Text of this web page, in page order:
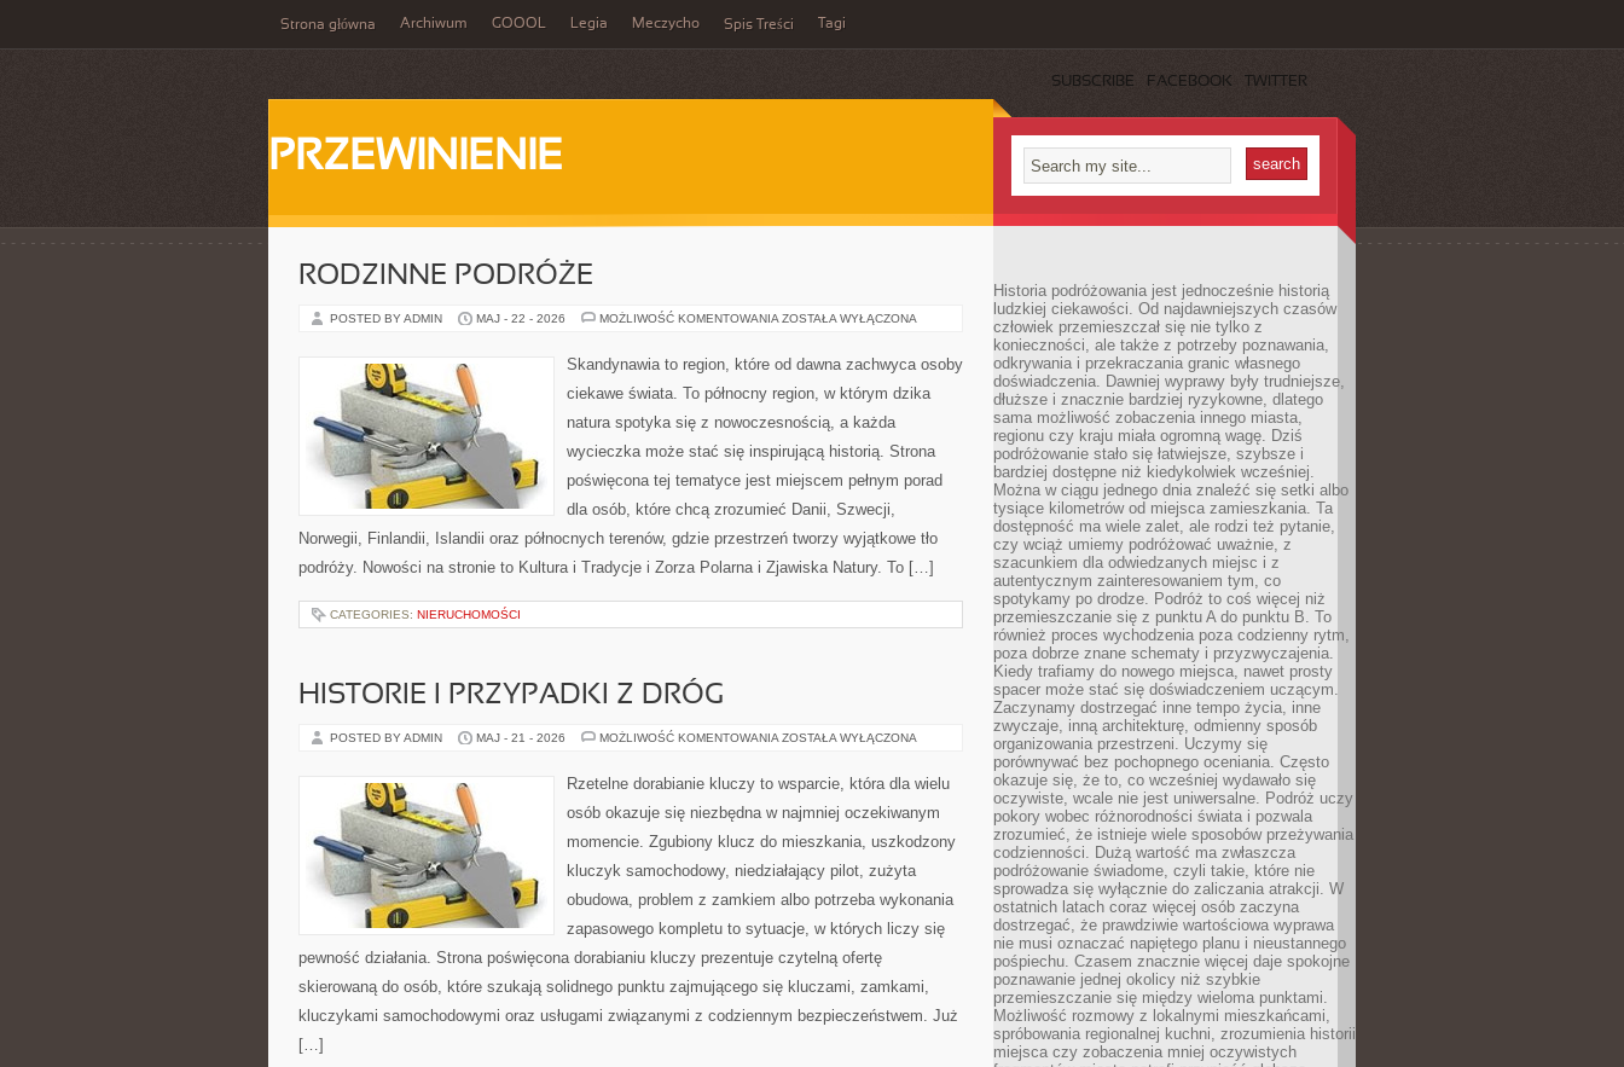
Strona główna Archiwum GOOOL Legia Meczycho Spis Treści Tagi
SUBSCRIBE FACEBOOK TWITTER
PRZEWINIENIE
RODZINNE PODRÓŻE
POSTED BY ADMIN MAJ - 22 - 2026 MOŻLIWOŚĆ KOMENTOWANIA RODZINNE
ZOSTAŁA WYŁĄCZONA
Skandynawia to region, które od dawna zachwyca osoby
ciekawe świata. To północny region, w którym dzika
natura spotyka się z nowoczesnością, a każda
wycieczka może stać się inspirującą historią. Strona
poświęcona tej tematyce jest miejscem pełnym porad
dla osób, które chcą zrozumieć Danii, Szwecji,
Norwegii, Finlandii, Islandii oraz północnych terenów, gdzie przestrzeń tworzy wyjątkowe tło
podróży. Nowości na stronie to Kultura i Tradycje i Zorza Polarna i Zjawiska Natury. To […]
CATEGORIES: NIERUCHOMOŚCI
HISTORIE I PRZYPADKI Z DRÓG
POSTED BY ADMIN MAJ - 21 - 2026 MOŻLIWOŚĆ KOMENTOWANIA HISTORIE
DRÓG
ZOSTAŁA WYŁĄCZONA
Rzetelne dorabianie kluczy to wsparcie, która dla wielu
osób okazuje się niezbędna w najmniej oczekiwanym
momencie. Zgubiony klucz do mieszkania, uszkodzony
kluczyk samochodowy, niedziałający pilot, zużyta
obudowa, problem z zamkiem albo potrzeba wykonania
zapasowego kompletu to sytuacje, w których liczy się
pewność działania. Strona poświęcona dorabianiu kluczy prezentuje czytelną ofertę
skierowaną do osób, które szukają solidnego punktu zajmującego się kluczami, zamkami,
kluczykami samochodowymi oraz usługami związanymi z codziennym bezpieczeństwem. Już
[…]
Historia podróżowania jest jednocześnie historią
ludzkiej ciekawości. Od najdawniejszych czasów
człowiek przemieszczał się nie tylko z
konieczności, ale także z potrzeby poznawania,
odkrywania i przekraczania granic własnego
doświadczenia. Dawniej wyprawy były trudniejsze,
dłuższe i znacznie bardziej ryzykowne, dlatego
sama możliwość zobaczenia innego miasta,
regionu czy kraju miała ogromną wagę. Dziś
podróżowanie stało się łatwiejsze, szybsze i
bardziej dostępne niż kiedykolwiek wcześniej.
Można w ciągu jednego dnia znaleźć się setki albo
tysiące kilometrów od miejsca zamieszkania. Ta
dostępność ma wiele zalet, ale rodzi też pytanie,
czy wciąż umiemy podróżować uważnie, z
szacunkiem dla odwiedzanych miejsc i z
autentycznym zainteresowaniem tym, co
spotykamy po drodze. Podróż to coś więcej niż
przemieszczanie się z punktu A do punktu B. To
również proces wychodzenia poza codzienny rytm,
poza dobrze znane schematy i przyzwyczajenia.
Kiedy trafiamy do nowego miejsca, nawet prosty
spacer może stać się doświadczeniem uczącym.
Zaczynamy dostrzegać inne tempo życia, inne
zwyczaje, inną architekturę, odmienny sposób
organizowania przestrzeni. Uczymy się
porównywać bez pochopnego oceniania. Często
okazuje się, że to, co wcześniej wydawało się
oczywiste, wcale nie jest uniwersalne. Podróż uczy
pokory wobec różnorodności świata i pozwala
zrozumieć, że istnieje wiele sposobów przeżywania
codzienności. Dużą wartość ma zwłaszcza
podróżowanie świadome, czyli takie, które nie
sprowadza się wyłącznie do zaliczania atrakcji. W
ostatnich latach coraz więcej osób zaczyna
dostrzegać, że prawdziwie wartościowa wyprawa
nie musi oznaczać napiętego planu i nieustannego
pośpiechu. Czasem znacznie więcej daje spokojne
poznawanie jednej okolicy niż szybkie
przemieszczanie się między wieloma punktami.
Możliwość rozmowy z lokalnymi mieszkańcami,
spróbowania regionalnej kuchni, zrozumienia historii
miejsca czy zobaczenia mniej oczywistych